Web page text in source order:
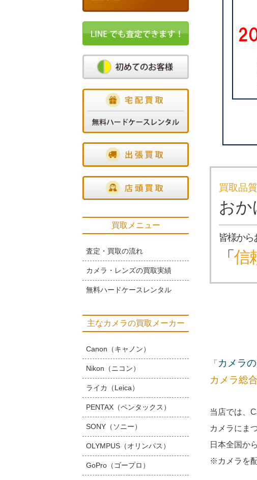
買取品
おか
皆様から
「 信
「 カメラ
カメラ総
当店では、
カメラにま
日本全国か
※カメラを
買取メニュー
査定・買取の流れ
カメラ・レンズの買取実績
無料ハードケースレンタル
主なカメラの買取メーカー
Canon（キャノン）
Nikon（ニコン）
ライカ（Leica）
PENTAX（ペンタックス）
SONY（ソニー）
OLYMPUS（オリンパス）
GoPro（ゴープロ）